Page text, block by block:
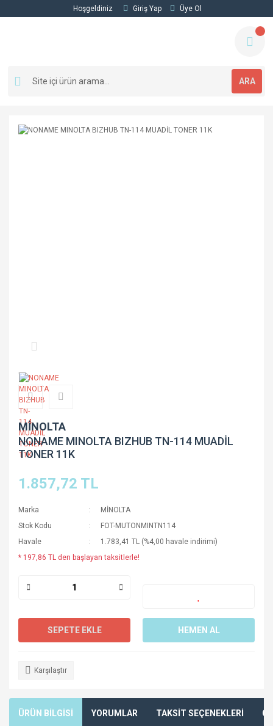
Hoşgeldiniz Giriş Yap Üye Ol
ARA
MİNOLTA
NONAME MINOLTA BIZHUB TN-114 MUADİL
TONER 11K
1.857,72 TL
Marka
MİNOLTA
Stok Kodu
FOT-MUTONMINTN114
Havale
1.783,41 TL (%4,00 havale indirimi)
* 197,86 TL den başlayan taksitlerle!
SEPETE EKLE HEMEN AL
Karşılaştır
ÜRÜN BİLGİSİ YORUMLAR TAKSİT SEÇENEKLERİ